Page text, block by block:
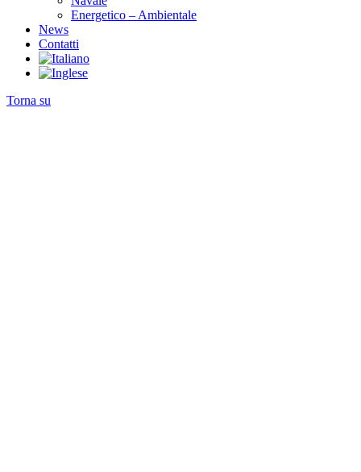
Energetico – Ambientale
News
Contatti
Torna su